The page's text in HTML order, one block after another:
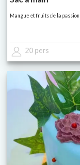
Mangue et fruits de la passion
20 pers